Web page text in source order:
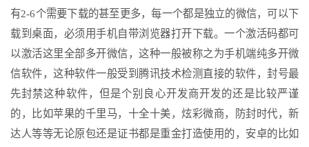
有2-6个需要下载的甚至更多，每一个都是独立的微信，可以下
载到桌面，必须用手机自带浏览器打开下载。一个激活码都可
以激活这里全部多开微信，这种一般被称之为手机端纯多开微
信软件，这种软件一般受到腾讯技术检测直接的软件，封号最
先封禁这种软件，但是个别良心开发商开发的还是比较严谨
的，比如苹果的千里马，十全十美，炫彩微商，防封时代，新
达人等等无论原包还是证书都是重金打造使用的，安卓的比如